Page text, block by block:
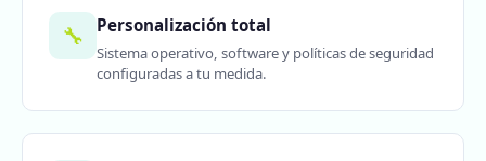
🔧 Personalización total
Sistema operativo, software y políticas de seguridad
configuradas a tu medida.